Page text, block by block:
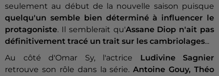
seulement au début de la nouvelle saison puisque
quelqu'un semble bien déterminé à influencer le
protagoniste. Il semblerait qu'Assane Diop n'ait pas
définitivement tracé un trait sur les cambriolages...
Au côté d'Omar Sy, l'actrice Ludivine Sagnier
retrouve son rôle dans la série. Antoine Gouy, Théo